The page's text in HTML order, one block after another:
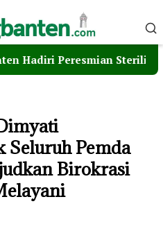
Sterilisasi
Seluruh Pemda
Birokrasi